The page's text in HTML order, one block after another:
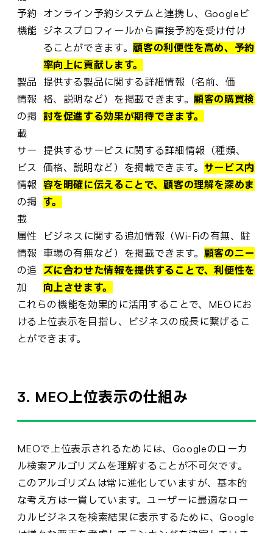
予約
機能
オンライン予約システムと連携し、Googleビ
ジネスプロフィールから直接予約を受け付け
ることができます。顧客の利便性を高め、予約
率向上に貢献します。
製品
情報
の掲
載
提供する製品に関する詳細情報（名前、価
格、説明など）を掲載できます。顧客の購買検
討を促進する効果が期待できます。
サー
ビス
情報
の掲
載
提供するサービスに関する詳細情報（種類、
価格、説明など）を掲載できます。 サービス内
容を明確に伝えることで、顧客の理解を深めま
す。
属性
情報
の追
加
ビジネスに関する追加情報（Wi-Fiの有無、駐
車場の有無など）を掲載できます。 顧客のニー
ズに合わせた情報を提供することで、利便性を
向上させます。
これらの機能を効果的に活用することで、MEOにお
ける上位表示を目指し、ビジネスの成長に繋げるこ
とができます。
3. MEO上位表示の仕組み
MEOで上位表示されるためには、Googleのローカ
ル検索アルゴリズムを理解することが不可欠です。
このアルゴリズムは常に進化していますが、基本的
な考え方は一貫しています。ユーザーに最適なロー
カルビジネスを検索結果に表示するために、Google